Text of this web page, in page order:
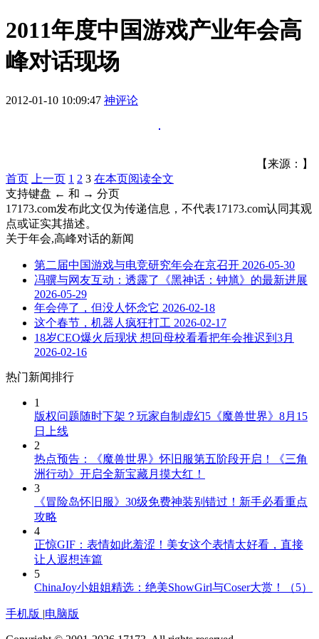
2011年度中国游戏产业年会高
峰对话现场
2012-01-10 10:09:47 神评论
【来源：】
首页
上一页 1 2 3 在本页阅读全文
支持键盘 ← 和 → 分页
17173.com发布此文仅为传递信息，不代表17173.com认同其观
点或证实其描述。
关于年会,高峰对话的新闻
第二届中国游戏与电竞研究年会在京召开 2026-05-30
冯骥与网友互动：透露了《黑神话：钟馗》的最新进展
2026-05-29
年会停了，但没人怀念它 2026-02-18
这个春节，机器人疯狂打工 2026-02-17
18岁CEO爆火后现状 想回母校看看把年会推迟到3月
2026-02-16
热门新闻排行
1
版权问题随时下架？玩家自制虚幻5《魔兽世界》8月15
日上线
2
热点预告：《魔兽世界》怀旧服第五阶段开启！《三角
洲行动》开启全新宝藏月摸大红！
3
《冒险岛怀旧服》30级免费神装别错过！新手必看重点
攻略
4
正惊GIF：表情如此羞涩！美女这个表情太好看，直接
让人遐想连篇
5
ChinaJoy小姐姐精选：绝美ShowGirl与Coser大赏！（5）
手机版 |电脑版